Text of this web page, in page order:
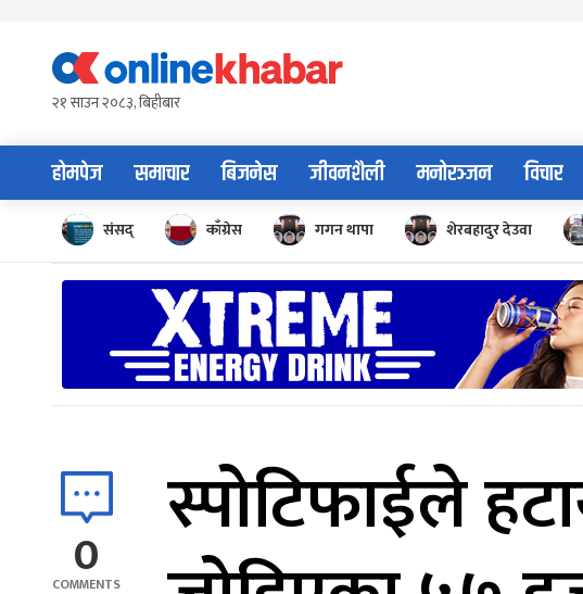
content२१ साउन २०८३, बिहीबार
होमपेज समाचार बिजनेस जीवनशैली मनोरञ्जन विचार
संसद् काँग्रेस गगन थापा शेरबहादुर देउवा
0
COMMENTS
स्पोटिफाईले